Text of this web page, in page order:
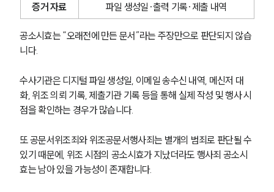
증거 자료
파일 생성일·출력 기록·제출 내역
공소시효는 “오래전에 만든 문서”라는 주장만으로 판단되지 않습
니다.
수사기관은 디지털 파일 생성일, 이메일 송수신 내역, 메신저 대
화, 위조 의뢰 기록, 제출기관 기록 등을 통해 실제 작성 및 행사 시
점을 확인하는 경우가 많습니다.
또 공문서위조죄와 위조공문서행사죄는 별개의 범죄로 판단될 수
있기 때문에, 위조 시점의 공소시효가 지났더라도 행사죄 공소시
효는 남아 있을 가능성이 존재합니다.